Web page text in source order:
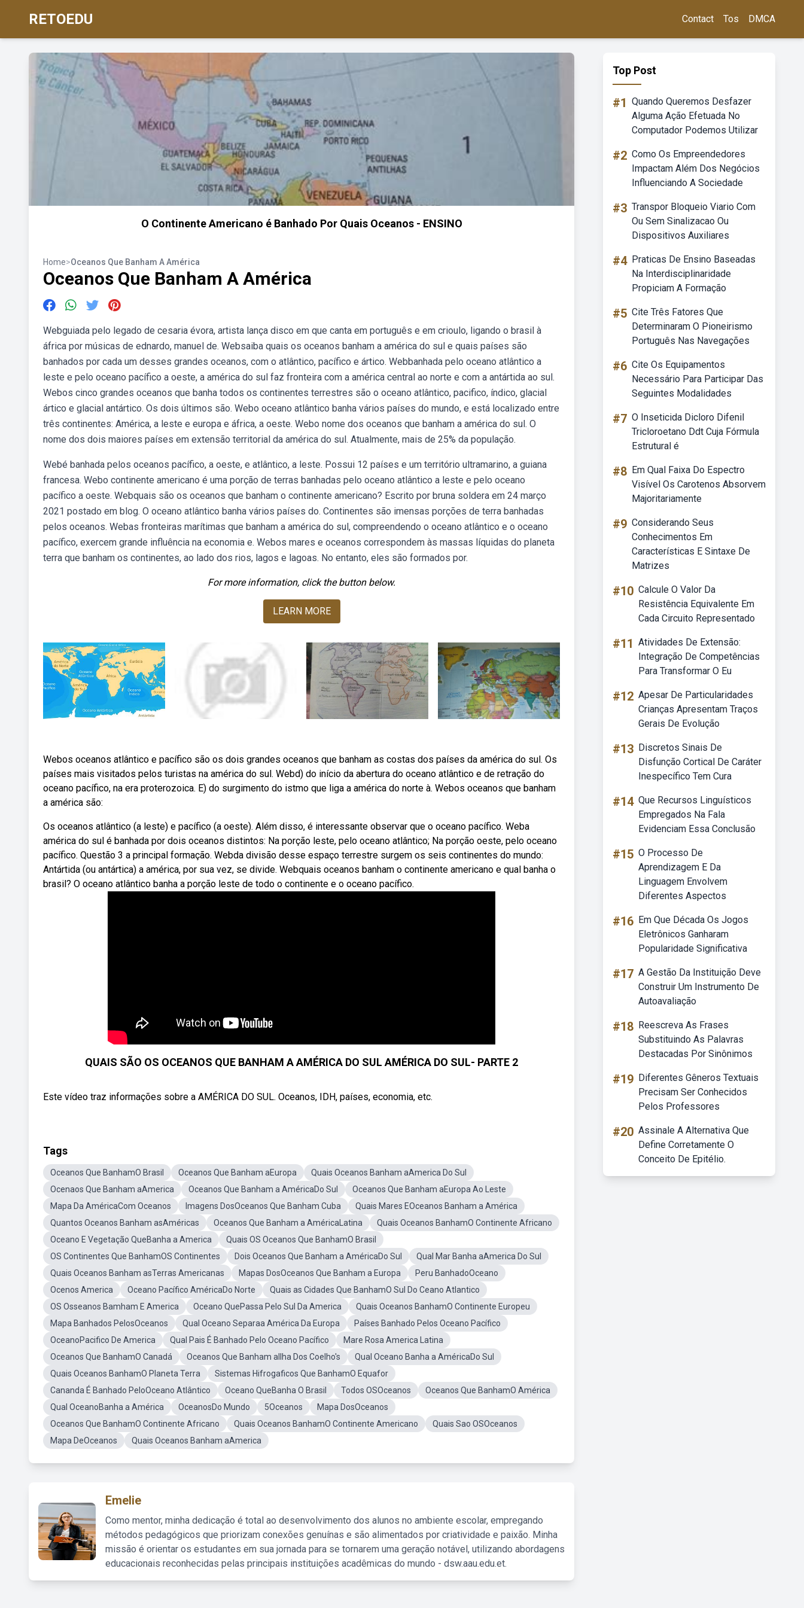
RETOEDU Contact Tos DMCA
O Continente Americano é Banhado Por Quais Oceanos - ENSINO
Home>Oceanos Que Banham A América
Oceanos Que Banham A América
Webguiada pelo legado de cesaria évora, artista lança disco em que canta em português e em crioulo, ligando o brasil à
áfrica por músicas de ednardo, manuel de. Websaiba quais os oceanos banham a américa do sul e quais países são
banhados por cada um desses grandes oceanos, com o atlântico, pacífico e ártico. Webbanhada pelo oceano atlântico a
leste e pelo oceano pacífico a oeste, a américa do sul faz fronteira com a américa central ao norte e com a antártida ao sul.
Webos cinco grandes oceanos que banha todos os continentes terrestres são o oceano atlântico, pacifico, índico, glacial
ártico e glacial antártico. Os dois últimos são. Webo oceano atlântico banha vários países do mundo, e está localizado entre
três continentes: América, a leste e europa e áfrica, a oeste. Webo nome dos oceanos que banham a américa do sul. O
nome dos dois maiores países em extensão territorial da américa do sul. Atualmente, mais de 25% da população.
Webé banhada pelos oceanos pacífico, a oeste, e atlântico, a leste. Possui 12 países e um território ultramarino, a guiana
francesa. Webo continente americano é uma porção de terras banhadas pelo oceano atlântico a leste e pelo oceano
pacífico a oeste. Webquais são os oceanos que banham o continente americano? Escrito por bruna soldera em 24 março
2021 postado em blog. O oceano atlântico banha vários países do. Continentes são imensas porções de terra banhadas
pelos oceanos. Webas fronteiras marítimas que banham a américa do sul, compreendendo o oceano atlântico e o oceano
pacífico, exercem grande influência na economia e. Webos mares e oceanos correspondem às massas líquidas do planeta
terra que banham os continentes, ao lado dos rios, lagos e lagoas. No entanto, eles são formados por.
For more information, click the button below.
LEARN MORE
Webos oceanos atlântico e pacífico são os dois grandes oceanos que banham as costas dos países da américa do sul. Os
países mais visitados pelos turistas na américa do sul. Webd) do início da abertura do oceano atlântico e de retração do
oceano pacífico, na era proterozoica. E) do surgimento do istmo que liga a américa do norte à. Webos oceanos que banham
a américa são:
Os oceanos atlântico (a leste) e pacífico (a oeste). Além disso, é interessante observar que o oceano pacífico. Weba
américa do sul é banhada por dois oceanos distintos: Na porção leste, pelo oceano atlântico; Na porção oeste, pelo oceano
pacífico. Questão 3 a principal formação. Webda divisão desse espaço terrestre surgem os seis continentes do mundo:
Antártida (ou antártica) a américa, por sua vez, se divide. Webquais oceanos banham o continente americano e qual banha o
brasil? O oceano atlântico banha a porção leste de todo o continente e o oceano pacífico.
QUAIS SÃO OS OCEANOS QUE BANHAM A AMÉRICA DO SUL AMÉRICA DO SUL- PARTE 2
Este vídeo traz informações sobre a AMÉRICA DO SUL. Oceanos, IDH, países, economia, etc.
Tags
Oceanos Que BanhamO Brasil Oceanos Que Banham aEuropa
Quais Oceanos Banham aAmerica Do Sul
Ocenaos Que Banham aAmerica
Oceanos Que Banham a AméricaDo Sul
Oceanos Que Banham aEuropa Ao Leste
Mapa Da AméricaCom Oceanos
Imagens DosOceanos Que Banham Cuba
Quais Mares EOceanos Banham a América
Quantos Oceanos Banham asAméricas
Oceanos Que Banham a AméricaLatina
Quais Oceanos BanhamO Continente Africano
Oceano E Vegetação QueBanha a America
Quais OS Oceanos Que BanhamO Brasil
OS Continentes Que BanhamOS Continentes
Dois Oceanos Que Banham a AméricaDo Sul
Qual Mar Banha aAmerica Do Sul
Quais Oceanos Banham asTerras Americanas
Mapas DosOceanos Que Banham a Europa
Peru BanhadoOceano
Ocenos America
Oceano Pacífico AméricaDo Norte
Quais as Cidades Que BanhamO Sul Do Ceano Atlantico
OS Osseanos Bamham E America
Oceano QuePassa Pelo Sul Da America
Quais Oceanos BanhamO Continente Europeu
Mapa Banhados PelosOceanos
Qual Oceano Separaa América Da Europa
Países Banhado Pelos Oceano Pacífico
OceanoPacifico De America
Qual Pais É Banhado Pelo Oceano Pacífico
Mare Rosa America Latina
Oceanos Que BanhamO Canadá
Oceanos Que Banham aIlha Dos Coelho's
Qual Oceano Banha a AméricaDo Sul
Quais Oceanos BanhamO Planeta Terra
Sistemas Hifrogaficos Que BanhamO Equafor
Cananda É Banhado PeloOceano Atlântico
Oceano QueBanha O Brasil Todos OSOceanos
Oceanos Que BanhamO América
Qual OceanoBanha a América
OceanosDo Mundo 5Oceanos
Mapa DosOceanos
Oceanos Que BanhamO Continente Africano
Quais Oceanos BanhamO Continente Americano
Quais Sao OSOceanos
Mapa DeOceanos
Quais Oceanos Banham aAmerica
Emelie
Como mentor, minha dedicação é total ao desenvolvimento dos alunos no ambiente escolar, empregando
métodos pedagógicos que priorizam conexões genuínas e são alimentados por criatividade e paixão. Minha
missão é orientar os estudantes em sua jornada para se tornarem uma geração notável, utilizando abordagens
educacionais reconhecidas pelas principais instituições acadêmicas do mundo - dsw.aau.edu.et.
Top Post
#1 Quando Queremos Desfazer
Alguma Ação Efetuada No
Computador Podemos Utilizar
#2 Como Os Empreendedores
Impactam Além Dos Negócios
Influenciando A Sociedade
#3 Transpor Bloqueio Viario Com
Ou Sem Sinalizacao Ou
Dispositivos Auxiliares
#4 Praticas De Ensino Baseadas
Na Interdisciplinaridade
Propiciam A Formação
#5 Cite Três Fatores Que
Determinaram O Pioneirismo
Português Nas Navegações
#6 Cite Os Equipamentos
Necessário Para Participar Das
Seguintes Modalidades
#7 O Inseticida Dicloro Difenil
Tricloroetano Ddt Cuja Fórmula
Estrutural é
#8 Em Qual Faixa Do Espectro
Visível Os Carotenos Absorvem
Majoritariamente
#9 Considerando Seus
Conhecimentos Em
Características E Sintaxe De
Matrizes
#10 Calcule O Valor Da
Resistência Equivalente Em
Cada Circuito Representado
#11 Atividades De Extensão:
Integração De Competências
Para Transformar O Eu
#12 Apesar De Particularidades
Crianças Apresentam Traços
Gerais De Evolução
#13 Discretos Sinais De
Disfunção Cortical De Caráter
Inespecífico Tem Cura
#14 Que Recursos Linguísticos
Empregados Na Fala
Evidenciam Essa Conclusão
#15 O Processo De
Aprendizagem E Da
Linguagem Envolvem
Diferentes Aspectos
#16 Em Que Década Os Jogos
Eletrônicos Ganharam
Popularidade Significativa
#17 A Gestão Da Instituição Deve
Construir Um Instrumento De
Autoavaliação
#18 Reescreva As Frases
Substituindo As Palavras
Destacadas Por Sinônimos
#19 Diferentes Gêneros Textuais
Precisam Ser Conhecidos
Pelos Professores
#20 Assinale A Alternativa Que
Define Corretamente O
Conceito De Epitélio.